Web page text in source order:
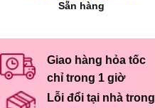
Sẵn hàng
Giao hàng hỏa tốc
chỉ trong 1 giờ
Lỗi đổi tại nhà trong